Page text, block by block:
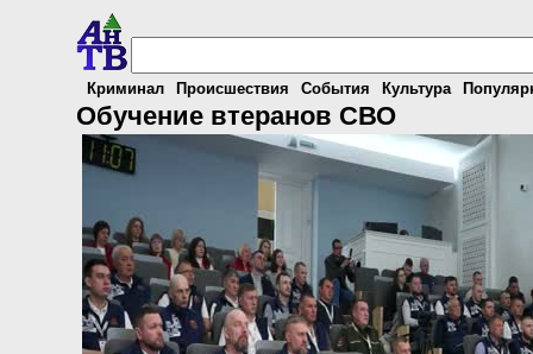
Криминал Происшествия События Культура
Обучение втеранов СВО